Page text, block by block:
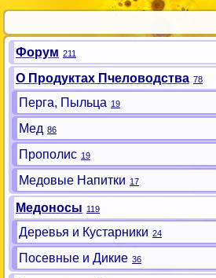
Форум 211
О Продуктах Пчеловодства 78
Перга, Пыльца 19
Мед 86
Прополис 19
Медовые Напитки 17
Медоносы 119
Деревья и Кустарники 24
Посевные и Дикие 36